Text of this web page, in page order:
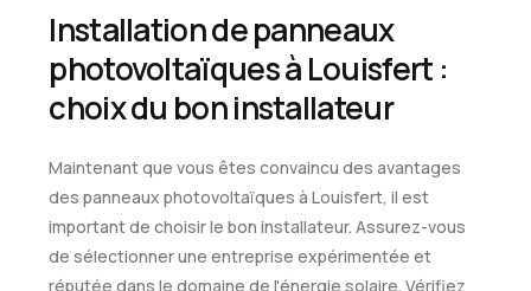
Installation de panneaux
photovoltaïques à Louisfert :
choix du bon installateur
Maintenant que vous êtes convaincu des avantages
des panneaux photovoltaïques à Louisfert, il est
important de choisir le bon installateur. Assurez-vous
de sélectionner une entreprise expérimentée et
réputée dans le domaine de l'énergie solaire. Vérifiez